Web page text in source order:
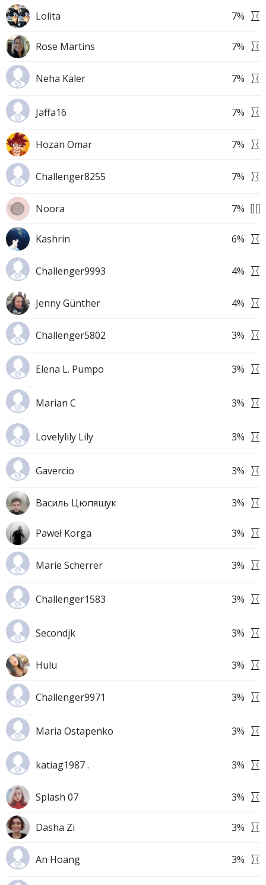
Lolita 7%
Rose Martins 7%
Neha Kaler 7%
Jaffa16 7%
Hozan Omar 7%
Challenger8255 7%
Noora 7%
Kashrin 6%
Challenger9993 4%
Jenny Günther 4%
Challenger5802 3%
Elena L. Pumpo 3%
Marian C 3%
Lovelylily Lily 3%
Gavercio 3%
Василь Цюпяшук 3%
Paweł Korga 3%
Marie Scherrer 3%
Challenger1583 3%
Secondjk 3%
Hulu 3%
Challenger9971 3%
Maria Ostapenko 3%
katiag1987 . 3%
Splash 07 3%
Dasha Zi 3%
An Hoang 3%